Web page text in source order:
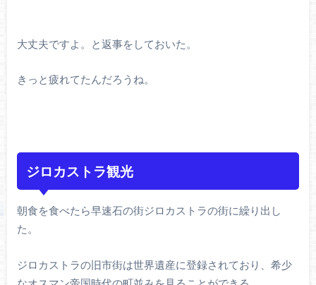
大丈夫ですよ。と返事をしておいた。
きっと疲れてたんだろうね。
ジロカストラ観光
朝食を食べたら早速石の街ジロカストラの街に繰り出し
た。
ジロカストラの旧市街は世界遺産に登録されており、希少